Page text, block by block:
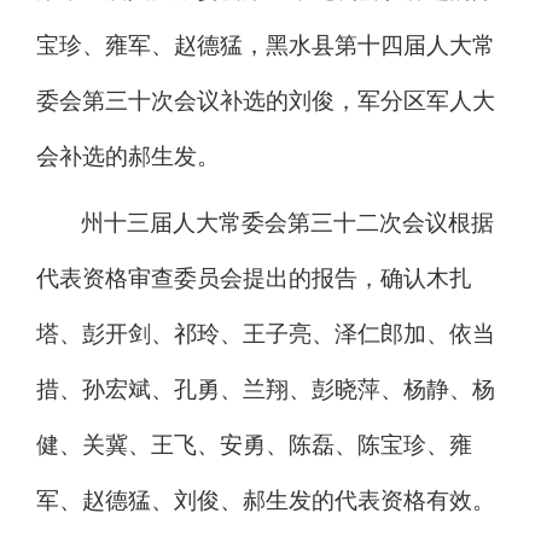
宝珍、 雍军、赵德猛， 黑水县第十四届人大常
委会第三十次会议补选的刘俊， 军分区军人大
会补选的郝生发。
州十三届人大常委会第三十二次会议根据
代表资格审查委员会提出的报告，确认木扎
塔、彭开剑、祁玲、王子亮、泽仁郎加、依当
措、孙宏斌、孔勇、兰翔、彭晓萍、杨静、杨
健、关冀、王飞、安勇、陈磊、陈宝珍、雍
军、赵德猛、刘俊、郝生发的代表资格有效。